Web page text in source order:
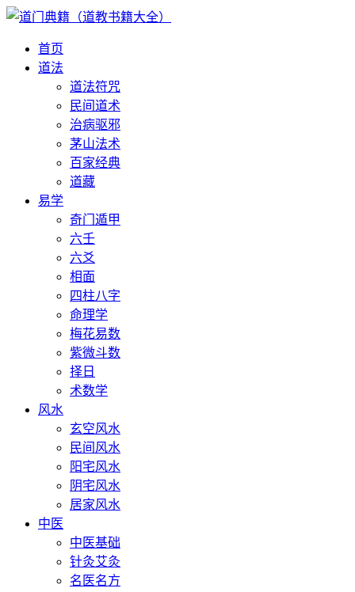
首页
道法
道法符咒
民间道术
治病驱邪
茅山法术
百家经典
道藏
易学
奇门遁甲
六壬
六爻
相面
四柱八字
命理学
梅花易数
紫微斗数
择日
术数学
风水
玄空风水
民间风水
阳宅风水
阴宅风水
居家风水
中医
中医基础
针灸艾灸
名医名方